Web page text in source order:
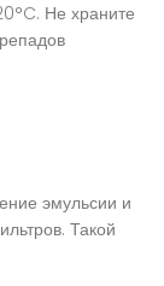
Не храните
эмульсии и
Такой